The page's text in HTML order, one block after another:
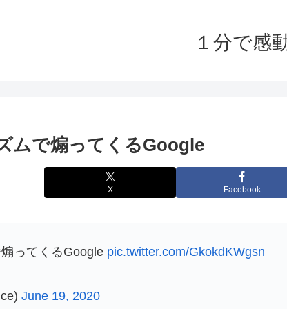
１分で感
ムで煽ってくるGoogle
X Facebook
ってくるGoogle pic.twitter.com/GkokdKWgsn
June 19, 2020